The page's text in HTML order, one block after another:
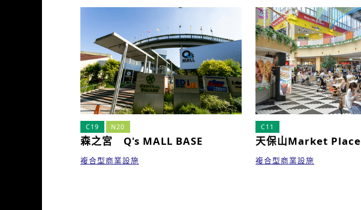
C19 N20
森之宮 Q's MALL BASE
複合型商業設施
C11
天保山Market Place
複合型商業設施